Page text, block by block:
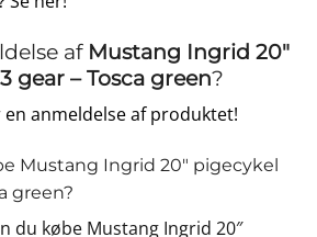
af Mustang Ingrid 20″
gear – Tosca green?
en anmeldelse af produktet!
Mustang Ingrid 20″ pigecykel
green?
du købe Mustang Ingrid 20″